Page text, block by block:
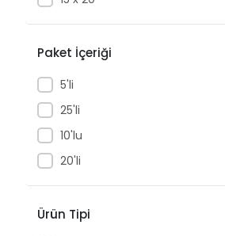
AKADEMİ ÇOCUK
Akasa
Akyazı
Paket İçeriği
5'li
25'li
10'lu
20'li
Ürün Tipi